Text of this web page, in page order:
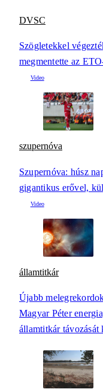
DVSC
Szögletekkel
megmentette az
szupernóva
Szupernóva: húsz
gigantikus erővel,
államtitkár
Újabb
Magyar Péter
államtitkár távozását